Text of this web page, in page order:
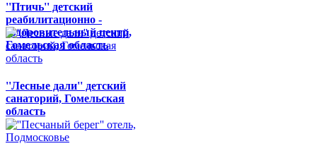
''Птичь'' детский
реабилитационно -
оздоровительный центр,
Гомельская область
''Лесные дали'' детский
санаторий, Гомельская
область